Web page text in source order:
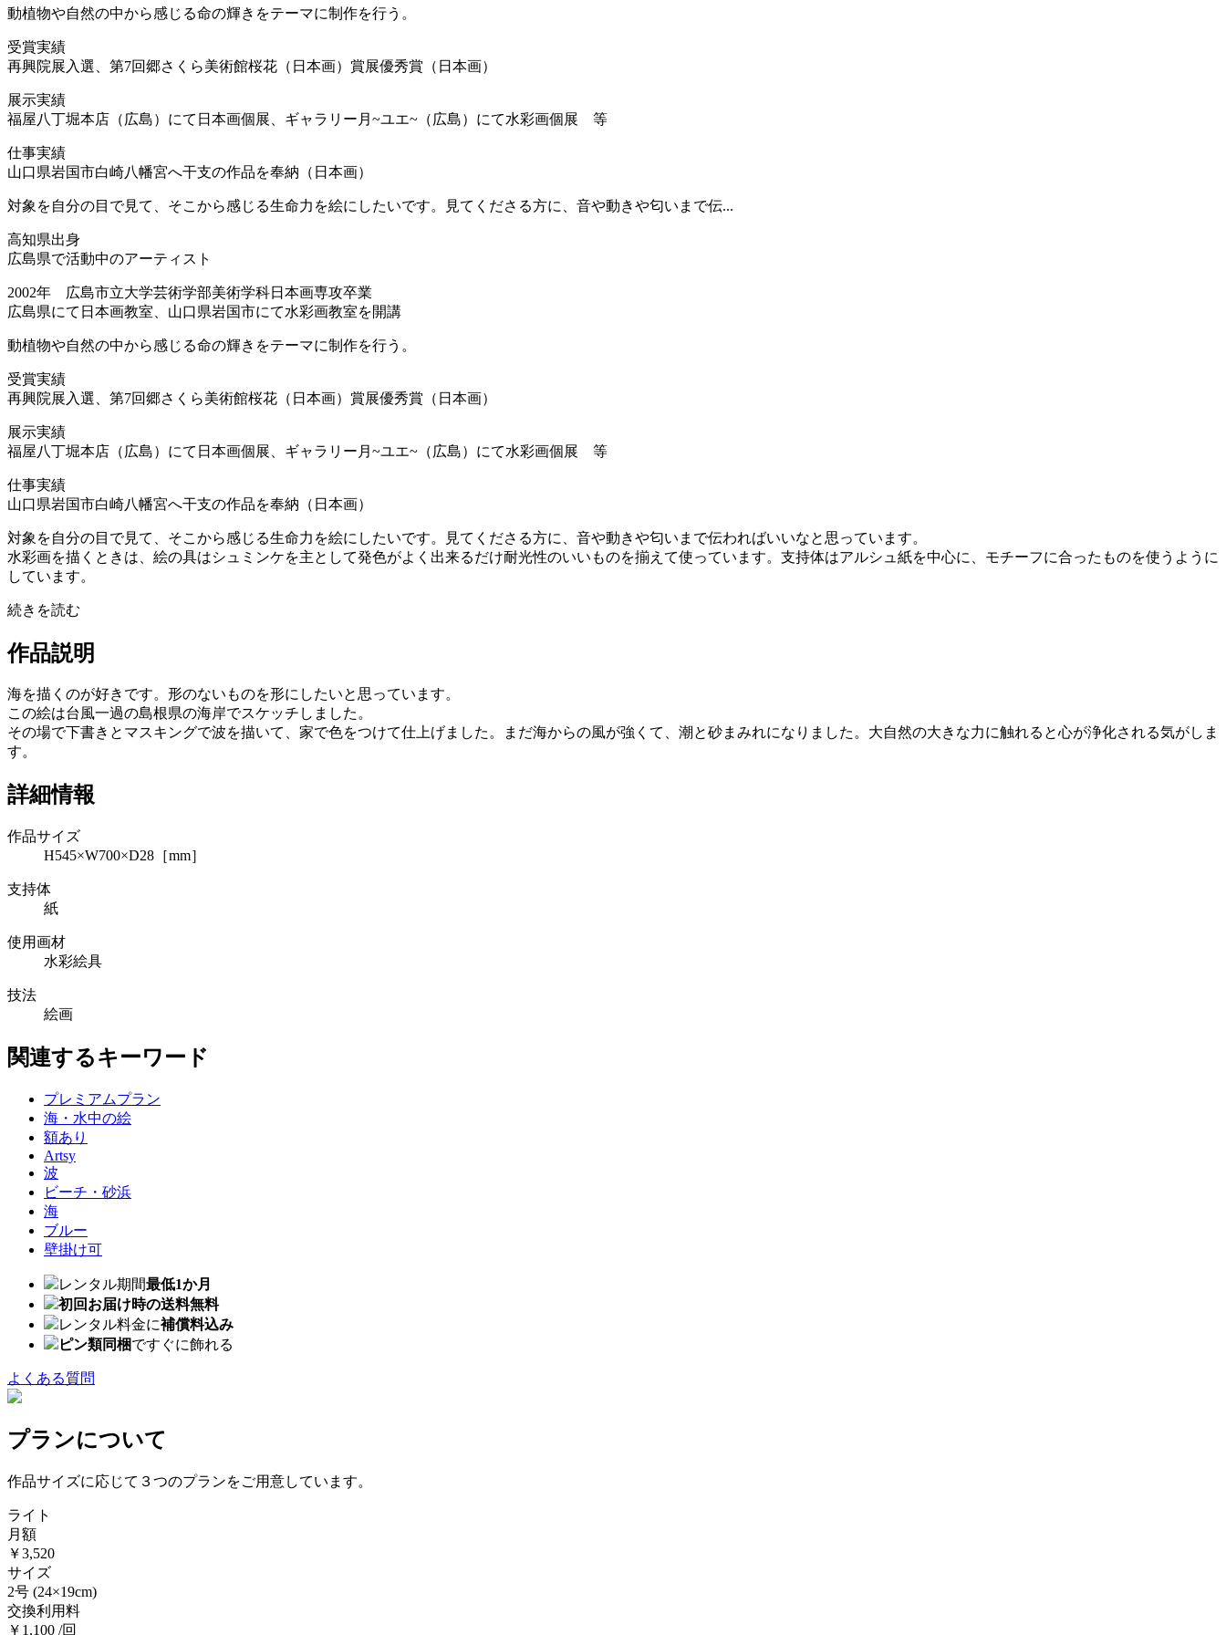
動植物や自然の中から感じる命の輝きをテーマに制作を行う。
受賞実績
再興院展入選、第7回郷さくら美術館桜花（日本画）賞展優秀賞（日本画）
展示実績
福屋八丁堀本店（広島）にて日本画個展、ギャラリー月~ユエ~（広島）にて水彩画個展 等
仕事実績
山口県岩国市白崎八幡宮へ干支の作品を奉納（日本画）
対象を自分の目で見て、そこから感じる生命力を絵にしたいです。見てくださる方に、音や動きや匂いまで伝...
高知県出身
広島県で活動中のアーティスト
2002年 広島市立大学芸術学部美術学科日本画専攻卒業
広島県にて日本画教室、山口県岩国市にて水彩画教室を開講
動植物や自然の中から感じる命の輝きをテーマに制作を行う。
受賞実績
再興院展入選、第7回郷さくら美術館桜花（日本画）賞展優秀賞（日本画）
展示実績
福屋八丁堀本店（広島）にて日本画個展、ギャラリー月~ユエ~（広島）にて水彩画個展 等
仕事実績
山口県岩国市白崎八幡宮へ干支の作品を奉納（日本画）
対象を自分の目で見て、そこから感じる生命力を絵にしたいです。見てくださる方に、音や動きや匂いまで伝わればいいなと思っています。
水彩画を描くときは、絵の具はシュミンケを主として発色がよく出来るだけ耐光性のいいものを揃えて使っています。支持体はアルシュ紙を中心に、モチーフに合ったものを使うように
しています。
続きを読む
作品説明
海を描くのが好きです。形のないものを形にしたいと思っています。
この絵は台風一過の島根県の海岸でスケッチしました。
その場で下書きとマスキングで波を描いて、家で色をつけて仕上げました。まだ海からの風が強くて、潮と砂まみれになりました。大自然の大きな力に触れると心が浄化される気がしま
す。
詳細情報
作品サイズ
H545×W700×D28［mm］
支持体
紙
使用画材
水彩絵具
技法
絵画
関連するキーワード
プレミアムプラン
海・水中の絵
額あり
Artsy
波
ビーチ・砂浜
海
ブルー
壁掛け可
レンタル期間最低1か月
初回お届け時の送料無料
レンタル料金に補償料込み
ピン類同梱ですぐに飾れる
よくある質問
プランについて
作品サイズに応じて３つのプランをご用意しています。
ライト
月額
￥3,520
サイズ
2号 (24×19cm)
交換利用料
￥1,100 /回